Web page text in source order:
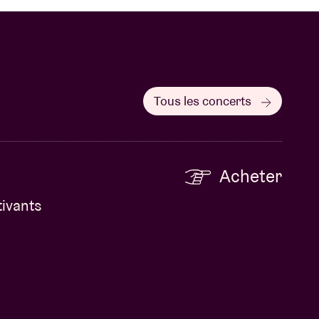
Tous les concerts
Acheter